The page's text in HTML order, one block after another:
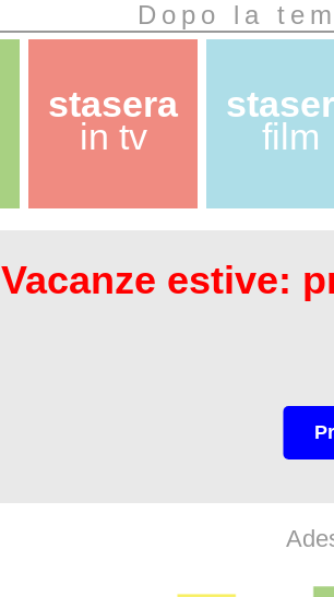
Dopo la
stasera
in tv
film
Vacanze estive: